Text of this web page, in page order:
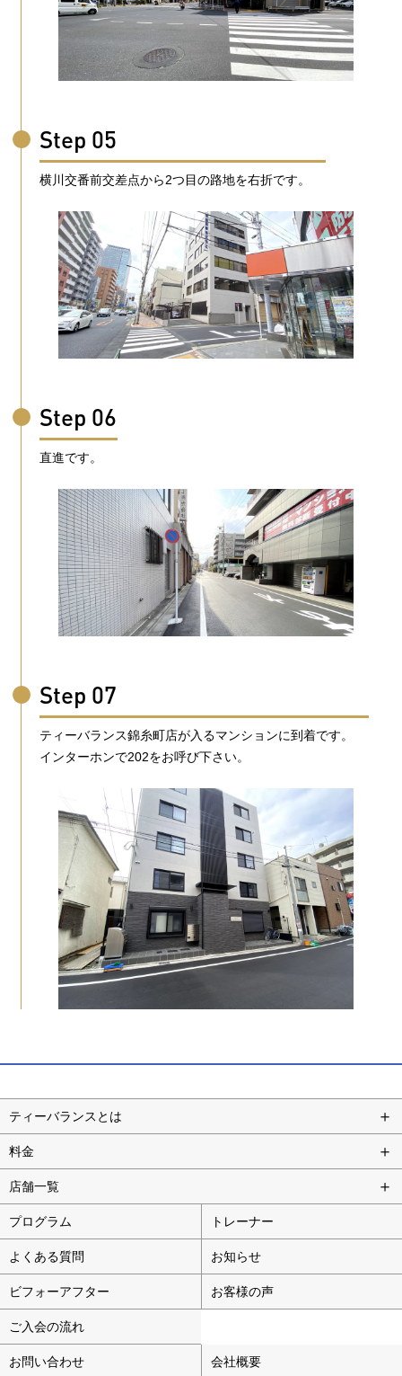
Step 05
横川交番前交差点から2つ目の路地を右折です。
Step 06
直進です。
Step 07
ティーバランス錦糸町店が入るマンションに到着です。
インターホンで202をお呼び下さい。
ティーバランスとは
料金
店舗一覧
プログラム トレーナー
よくある質問 お知らせ
ビフォーアフター お客様の声
ご入会の流れ
お問い合わせ 会社概要